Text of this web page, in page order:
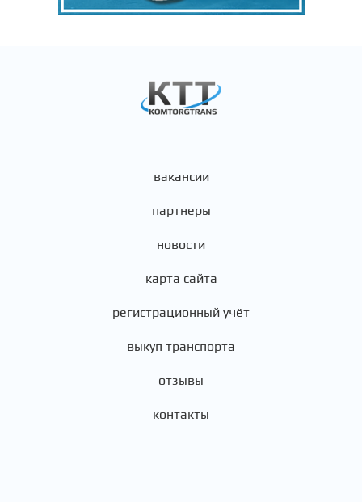
вакансии
партнеры
новости
карта сайта
регистрационный учёт
выкуп транспорта
отзывы
контакты